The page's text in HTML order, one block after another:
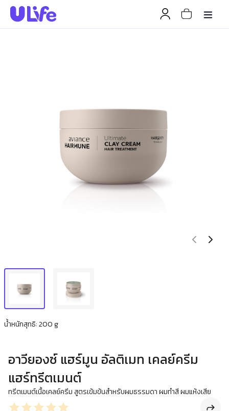
น้ำหนักสุทธิ: 200 g
อาวียองซ์ แฮร์มูน อัลติเมท เคลย์ครีม
แฮร์ทรีตเมนต์
ทรีตเมนต์เนื้อเคลย์ครีม สูตรเข้มข้นสำหรับผมธรรมดา ผมทำสี ผมแห้งเสีย